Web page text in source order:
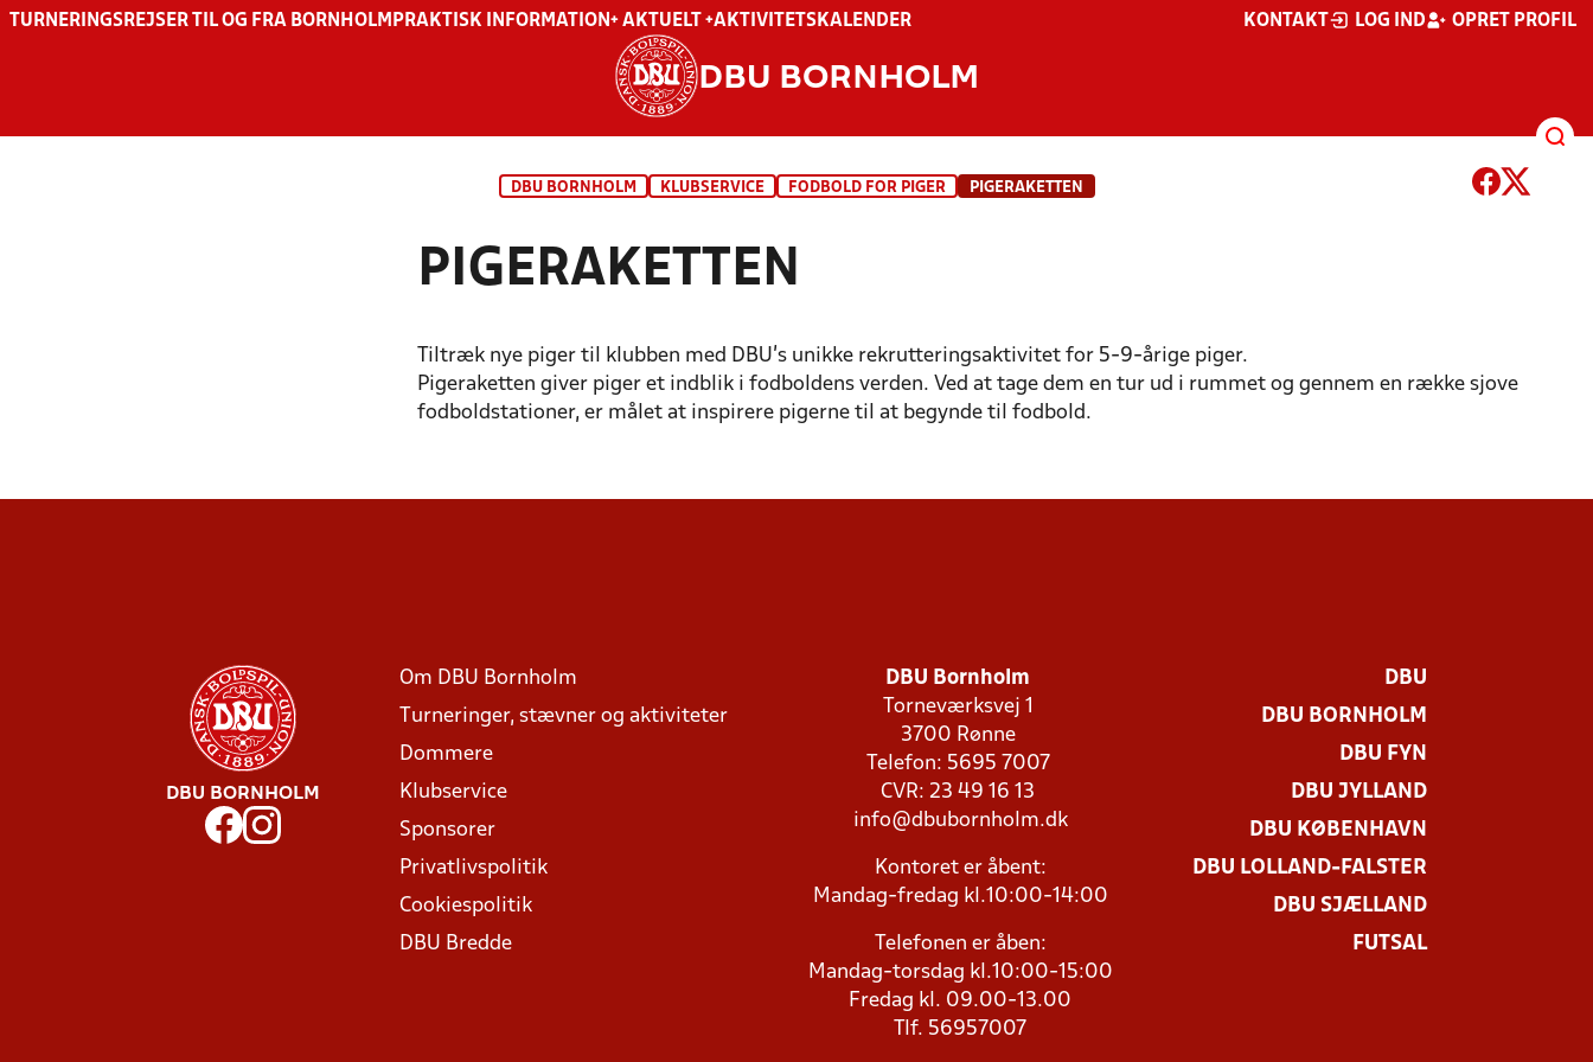
TURNERINGSREJSER TIL OG FRA BORNHOLM PRAKTISK INFORMATION + AKTUELT +AKTIVITETSKALENDER KONTAKT LOG IND OPRET PROFIL
DBU BORNHOLM
DBU BORNHOLM KLUBSERVICE FODBOLD FOR PIGER PIGERAKETTEN
PIGERAKETTEN
Tiltræk nye piger til klubben med DBU’s unikke rekrutteringsaktivitet for 5-9-årige piger.
Pigeraketten giver piger et indblik i fodboldens verden. Ved at tage dem en tur ud i rummet og gennem en række sjove
fodboldstationer, er målet at inspirere pigerne til at begynde til fodbold.
HVAD ER
PIGERAKETTEN?
ANSØG OM
PIGERAKETTEN
INFORMATION TIL
FODBOLDKLUBBER
TURPLAN INFORMATION TIL FORÆLDRE
MATERIALER
DBU BORNHOLM
Om DBU Bornholm
Turneringer, stævner og aktiviteter
Dommere
Klubservice
Sponsorer
Privatlivspolitik
Cookiespolitik
DBU Bredde
DBU Bornholm
Torneværksvej 1
3700 Rønne
Telefon: 5695 7007
CVR: 23 49 16 13
info@dbubornholm.dk
Kontoret er åbent:
Mandag-fredag kl.10:00-14:00
Telefonen er åben:
Mandag-torsdag kl.10:00-15:00
Fredag kl. 09.00-13.00
Tlf. 56957007
DBU
DBU BORNHOLM
DBU FYN
DBU JYLLAND
DBU KØBENHAVN
DBU LOLLAND-FALSTER
DBU SJÆLLAND
FUTSAL